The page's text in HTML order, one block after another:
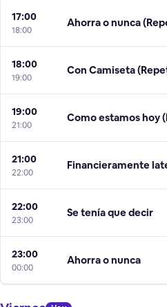
17:00
18:00
Ahorra o nunca
18:00
19:00
Con Camiseta
19:00
21:00
Como estamos hoy
21:00
22:00
Financieramente
22:00
23:00
Se tenía que decir
23:00
00:00
Ahorra o nunca